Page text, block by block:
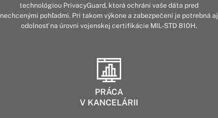
technológiou PrivacyGuard, ktorá ochráni vaše dáta pred
nechcenými pohľadmi. Pri takom výkone a zabezpečení je potrebná aj
odolnosť na úrovni vojenskej certifikácie MIL-STD 810H.
PRÁCA
V KANCELÁRII